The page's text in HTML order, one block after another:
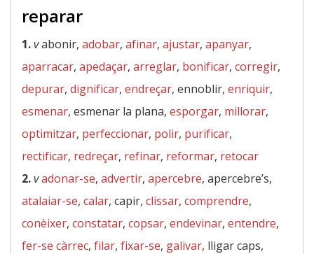
reparar
1.vabonir, adobar, afinar, ajustar, apanyar,
aparracar, apedaçar, arreglar, bonificar, corregir,
depurar, dignificar, endreçar, ennoblir, enriquir,
esmenar, esmenar la plana, esporgar, millorar,
optimitzar, perfeccionar, polir, purificar,
rectificar, redreçar, refinar, reformar, retocar
2.vadonar-se, advertir, apercebre, apercebre’s,
atalaiar-se, calar, capir, clissar, comprendre,
conèixer, constatar, copsar, endevinar, entendre,
fer-se càrrec, filar, fixar-se, galivar, lligar caps,